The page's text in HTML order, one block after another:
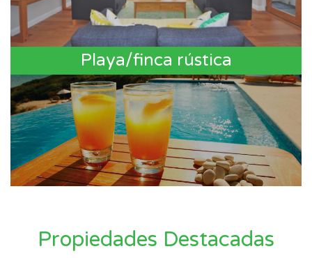
Playa/finca rústica
Propiedades Destacadas